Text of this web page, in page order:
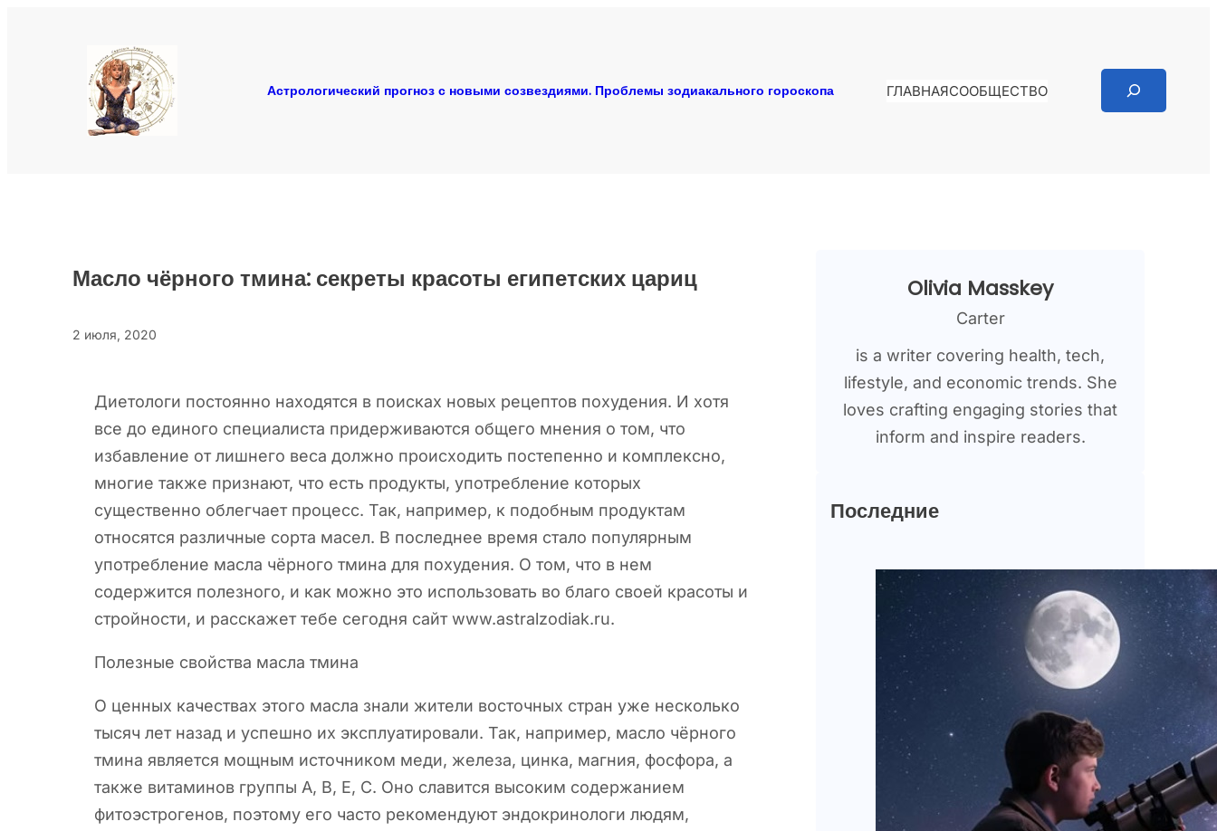
содержимому
Астрологический прогноз с новыми созвездиями. Проблемы зодиакального гороскопа ГЛАВНАЯСООБЩЕСТВО
Search
Масло чёрного тмина: секреты красоты египетских цариц
2 июля, 2020
Диетологи постоянно находятся в поисках новых рецептов похудения. И хотя
все до единого специалиста придерживаются общего мнения о том, что
избавление от лишнего веса должно происходить постепенно и комплексно,
многие также признают, что есть продукты, употребление которых
существенно облегчает процесс. Так, например, к подобным продуктам
относятся различные сорта масел. В последнее время стало популярным
употребление масла чёрного тмина для похудения. О том, что в нем
содержится полезного, и как можно это использовать во благо своей красоты и
стройности, и расскажет тебе сегодня сайт www.astralzodiak.ru.
Полезные свойства масла тмина
О ценных качествах этого масла знали жители восточных стран уже несколько
тысяч лет назад и успешно их эксплуатировали. Так, например, масло чёрного
тмина является мощным источником меди, железа, цинка, магния, фосфора, а
также витаминов группы А, В, Е, С. Оно славится высоким содержанием
фитоэстрогенов, поэтому его часто рекомендуют эндокринологи людям,
Olivia Masskey
Carter
is a writer covering health, tech,
lifestyle, and economic trends. She
loves crafting engaging stories that
inform and inspire readers.
Последние